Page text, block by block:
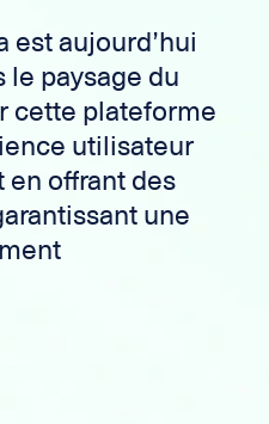
est aujourd’hui
le paysage du
cette plateforme
utilisateur
offrant des
une